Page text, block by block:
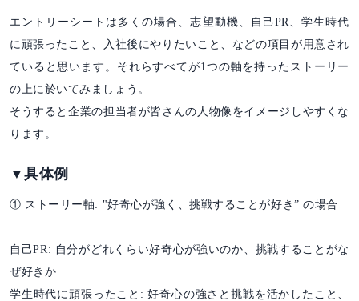
エントリーシートは多くの場合、志望動機、自己PR、学生時代
に頑張ったこと、入社後にやりたいこと、などの項目が用意され
ていると思います。それらすべてが1つの軸を持ったストーリー
の上に於いてみましょう。
そうすると企業の担当者が皆さんの人物像をイメージしやすくな
ります。
▼具体例
① ストーリー軸: "好奇心が強く、挑戦することが好き” の場合
自己PR: 自分がどれくらい好奇心が強いのか、挑戦することがな
ぜ好きか
学生時代に頑張ったこと: 好奇心の強さと挑戦を活かしたこと、